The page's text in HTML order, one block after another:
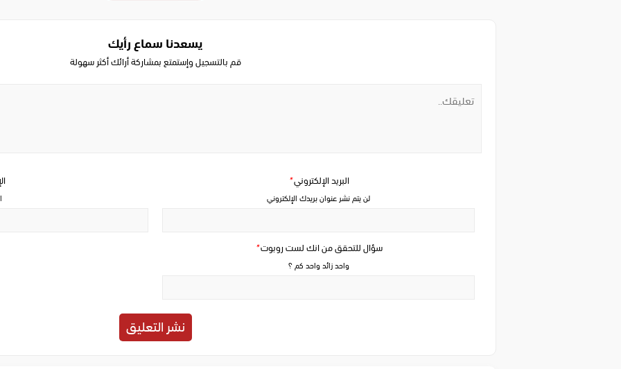
يسعدنا سماع رأيك
قم بالتسجيل وإستمتع بمشاركة أرائك أكثر سهولة
سؤال للتحقق من انك لست روبوت*
واحد زائد واحد كم ؟
البريد الإلكتروني*
لن يتم نشر عنوان بريدك الإلكتروني